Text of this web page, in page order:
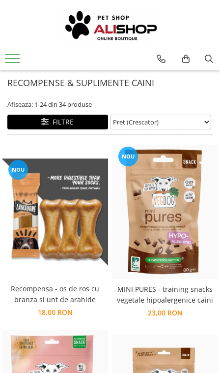
RECOMPENSE & SUPLIMENTE CAINI
Afiseaza: 1-24din 34 produse
FILTRE
NOU
Recompensa - os de ros cu
branza si unt de arahide
18,00 RON
NOU
MINI PURES - training snacks
vegetale hipoalergenice caini
23,00 RON